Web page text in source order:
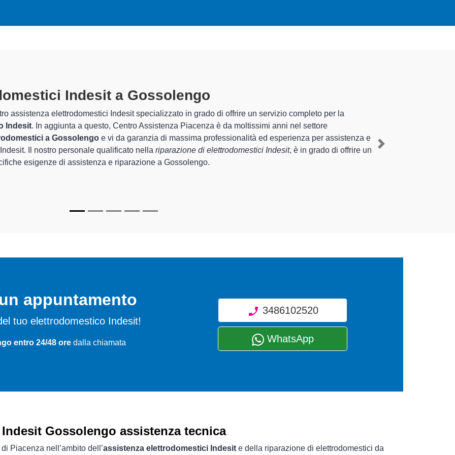
Indesit A Gossolengo
Assistenza Piacenza sono in grado di garantire al cliente esperienza pluriennale nel territorio di Gossolengo e
la sistemazione e lariparazione del tuo elettrodomestico Indesit a Gossolengo, mediante il ripristino rapido
apparecchi.
di Centro Assistenza Piacenza sono in grado di fornire interventi di diverse tipologie sugli elettrodomestici
Next
appuntamento
tuo elettrodomestico Indesit!
entro 24/48 oredalla chiamata
3486102520
WhatsApp
Indesit Gossolengo assistenza tecnica
Piacenza nell’ambito dell’assistenza elettrodomestici Indesit e della riparazione di elettrodomestici da